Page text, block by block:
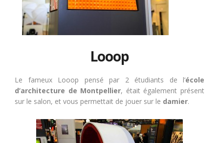
Looop
Le fameux Looop pensé par 2 étudiants de l’école
d’architecture de Montpellier, était également présent
sur le salon, et vous permettait de jouer sur le damier.